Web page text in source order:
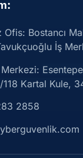
Ofis: Bostancı
İş
118 Kartal Kule,
2858